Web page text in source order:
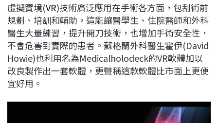
b
o
o
k
a
d
s
e
d
I
n
L
i
n
k
虛擬實境(VR)技術廣泛應用在手術各方面，包刮術前
規劃、培訓和輔助，這能讓醫學生、住院醫師和外科
醫生大量練習，提升開刀技術，也增加手術安全性，
不會危害到實際的患者。蘇格蘭外科醫生霍伊(David
Howie)也利用名為Medicalholodeck的VR軟體加以
改良製作出一套軟體，更聲稱這款軟體比市面上更便
宜好用。